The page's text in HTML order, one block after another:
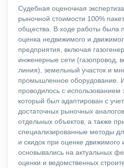
Судебная оценочная
рыночной стоимости 100%
общества. В ходе работы была
оценка недвижимого и
предприятия, включая
инженерные сети (газопровод,
линия), земельный участок и
промышленное оборудование.
проводилось с использованием
который был адаптирован с
достаточных рыночных
отдельных объектов, а также
специализированные методы
и скидок при оценке
основывались на актуальных
оценки и ведомственных